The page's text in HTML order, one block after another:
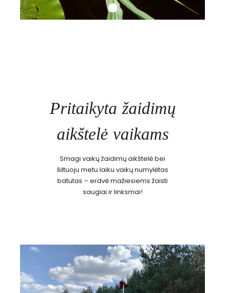
Pritaikyta žaidimų
aikštelė vaikams
Smagi vaikų žaidimų aikštelė bei
šiltuoju metu laiku vaikų numylėtas
batutas – erdvė mažiesiems žaisti
saugiai ir linksmai!